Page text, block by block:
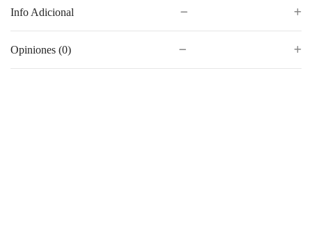
Info Adicional
Opiniones (0)